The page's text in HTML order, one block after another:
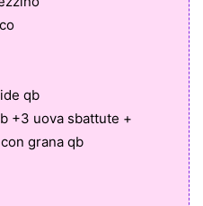
qb
+3 uova sbattute +
grana qb